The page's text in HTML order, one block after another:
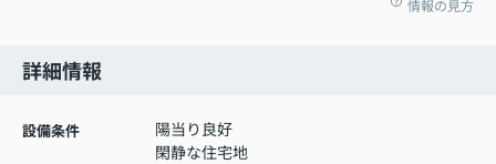
情報の見方
詳細情報
設備条件
陽当り良好
閑静な住宅地